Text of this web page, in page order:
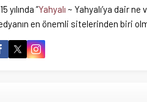
yılında ”Yahyalı ~ Yahyalı’ya dair ne
en önemli sitelerinden biri